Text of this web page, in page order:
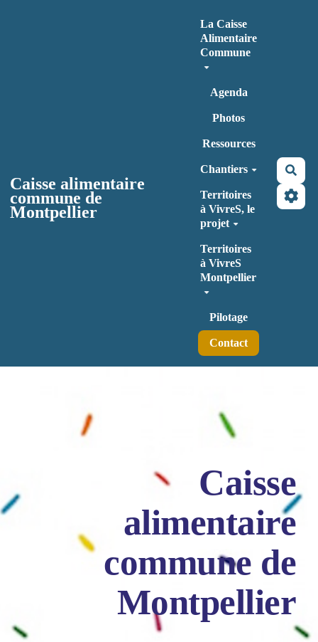
Caisse alimentaire
commune de
Montpellier
La Caisse
Alimentaire
Commune
Agenda
Photos
Ressources
Chantiers
Territoires
à VivreS, le
projet
Territoires
à VivreS
Montpellier
Pilotage
Contact
Caisse
alimentaire
commune de
Montpellier